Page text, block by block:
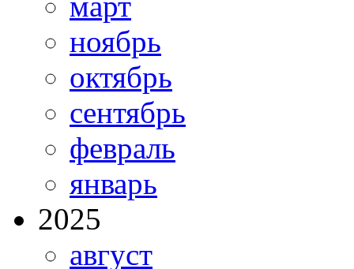
ноябрь
октябрь
сентябрь
февраль
январь
2025
август